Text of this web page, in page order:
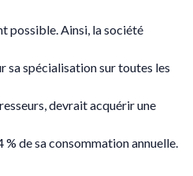
possible. Ainsi, la société
sa spécialisation sur toutes les
devrait acquérir une
de sa consommation annuelle.